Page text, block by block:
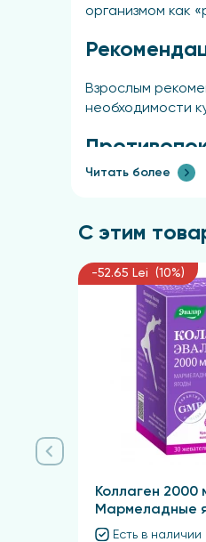
организмом как
Взрослым
необходимости
Рекомендуется в
Состав
глюконат
Читать более
С этим
-52.65 Lei (10%)
Коллаген 2000
Мармеладные
Есть в наличии